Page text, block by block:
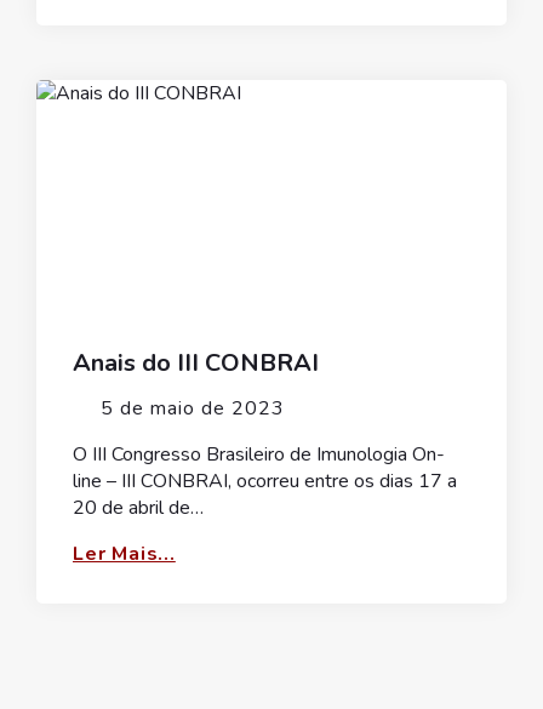
Anais do III CONBRAI
5 de maio de 2023
O III Congresso Brasileiro de Imunologia On-
line – III CONBRAI, ocorreu entre os dias 17 a
20 de abril de…
Ler Mais...